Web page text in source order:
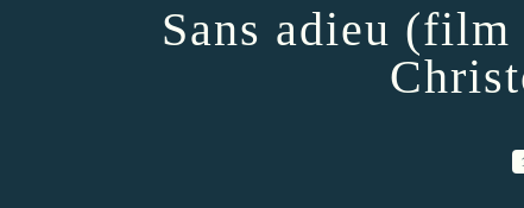
Sans adieu (film